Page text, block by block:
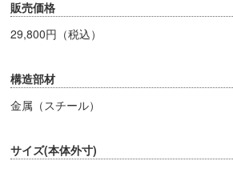
販売価格
29,800円（税込）
構造部材
金属（スチール）
サイズ(本体外寸)